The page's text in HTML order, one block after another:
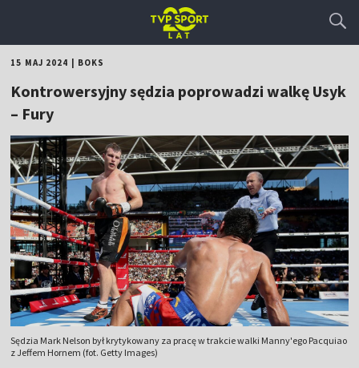
15 MAJ 2024 BOKS
Kontrowersyjny sędzia poprowadzi walkę Usyk
– Fury
Sędzia Mark Nelson był krytykowany za pracę w trakcie walki Manny'ego Pacquiao
z Jeffem Hornem (fot. Getty Images)